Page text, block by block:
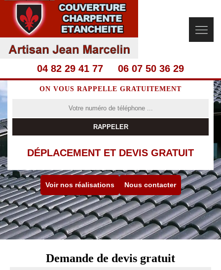
04 82 29 41 77 06 07 50 36 29
ON VOUS RAPPELLE GRATUITEMENT
DÉPLACEMENT ET DEVIS GRATUIT
Voir nos réalisations Nous contacter
Demande de devis gratuit